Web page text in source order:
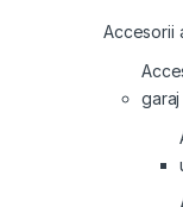
Accesorii
garaj